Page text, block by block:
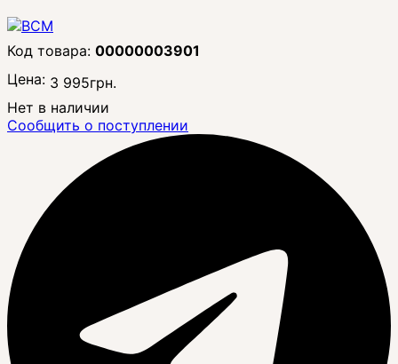
00000003901
Цена: 3 995грн.
Нет в наличии
Сообщить о поступлении